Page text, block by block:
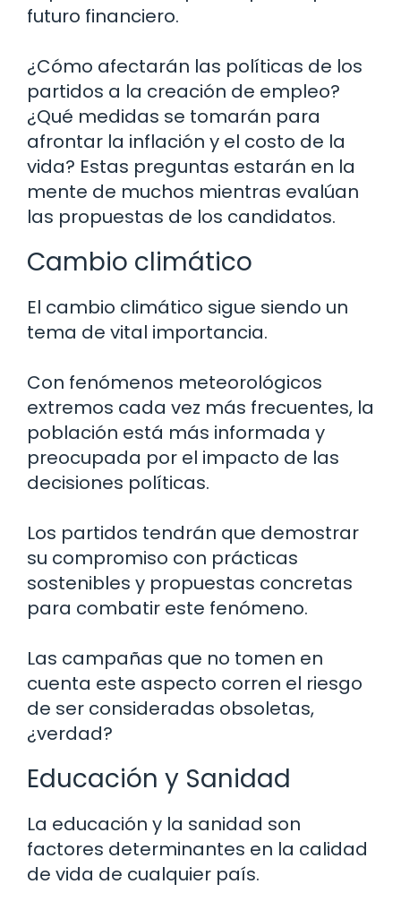
futuro financiero.
¿Cómo afectarán las políticas de los
partidos a la creación de empleo?
¿Qué medidas se tomarán para
afrontar la inflación y el costo de la
vida? Estas preguntas estarán en la
mente de muchos mientras evalúan
las propuestas de los candidatos.
Cambio climático
El cambio climático sigue siendo un
tema de vital importancia.
Con fenómenos meteorológicos
extremos cada vez más frecuentes, la
población está más informada y
preocupada por el impacto de las
decisiones políticas.
Los partidos tendrán que demostrar
su compromiso con prácticas
sostenibles y propuestas concretas
para combatir este fenómeno.
Las campañas que no tomen en
cuenta este aspecto corren el riesgo
de ser consideradas obsoletas,
¿verdad?
Educación y Sanidad
La educación y la sanidad son
factores determinantes en la calidad
de vida de cualquier país.